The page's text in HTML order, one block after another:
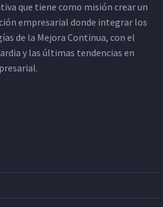
que tiene como misión crear un
empresarial donde integrar los
de la Mejora Continua, con el
y las últimas tendencias en